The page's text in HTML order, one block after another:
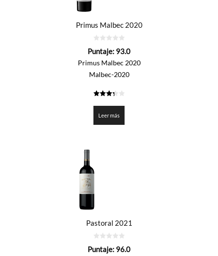
Primus Malbec 2020
de
Puntaje: 93.0
Primus Malbec 2020
Malbec-2020
de 5
Leer más
Pastoral 2021
de
Puntaje: 96.0